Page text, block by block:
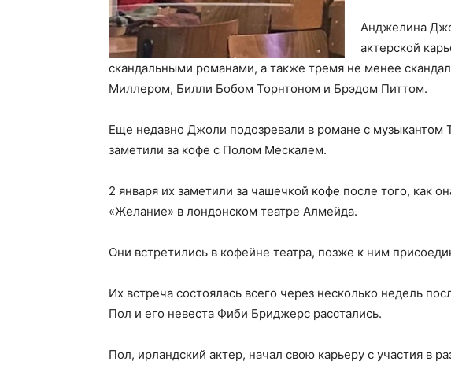
Анджелина
актерской
скандальными романами, а также тремя не менее
Миллером, Билли Бобом Торнтоном и Брэдом Питтом.
Еще недавно Джоли подозревали в романе с музыкантом
заметили за кофе с Полом Мескалем.
2 января их заметили за чашечкой кофе после того, как
«Желание» в лондонском театре Алмейда.
Они встретились в кофейне театра, позже к ним
Их встреча состоялась всего через несколько недель
Пол и его невеста Фиби Бриджерс расстались.
Пол, ирландский актер, начал свою карьеру с участия в